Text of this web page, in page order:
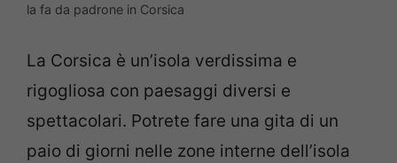
la fa da padrone in Corsica
La Corsica è un’isola verdissima e
rigogliosa con paesaggi diversi e
spettacolari. Potrete fare una gita di un
paio di giorni nelle zone interne dell’isola